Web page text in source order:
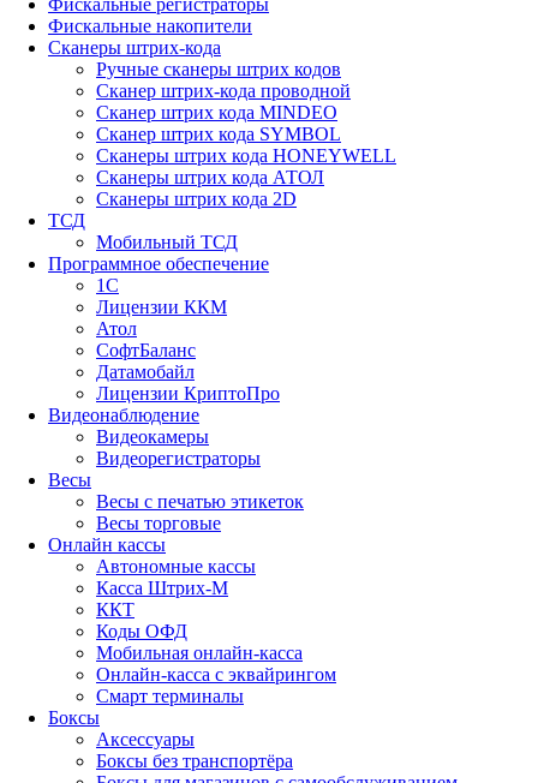
Фискальные регистраторы
Фискальные накопители
Сканеры штрих-кода
Ручные сканеры штрих кодов
Сканер штрих-кода проводной
Сканер штрих кода MINDEO
Сканер штрих кода SYMBOL
Сканеры штрих кода HONEYWELL
Сканеры штрих кода АТОЛ
Сканеры штрих кода 2D
ТСД
Мобильный ТСД
Программное обеспечение
1С
Лицензии ККМ
Атол
СофтБаланс
Датамобайл
Лицензии КриптоПро
Видеонаблюдение
Видеокамеры
Видеорегистраторы
Весы
Весы с печатью этикеток
Весы торговые
Онлайн кассы
Автономные кассы
Касса Штрих-М
ККТ
Коды ОФД
Мобильная онлайн-касса
Онлайн-касса с эквайрингом
Смарт терминалы
Боксы
Аксессуары
Боксы без транспортёра